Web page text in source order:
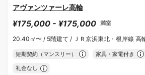
アヴァンツァーレ高輪
¥175,000 - ¥175,000 満室
20.40㎡〜 / 5階建て / ＪＲ京浜東北・根岸線
短期契約（マンスリー） 家具・家電付き
礼金なし